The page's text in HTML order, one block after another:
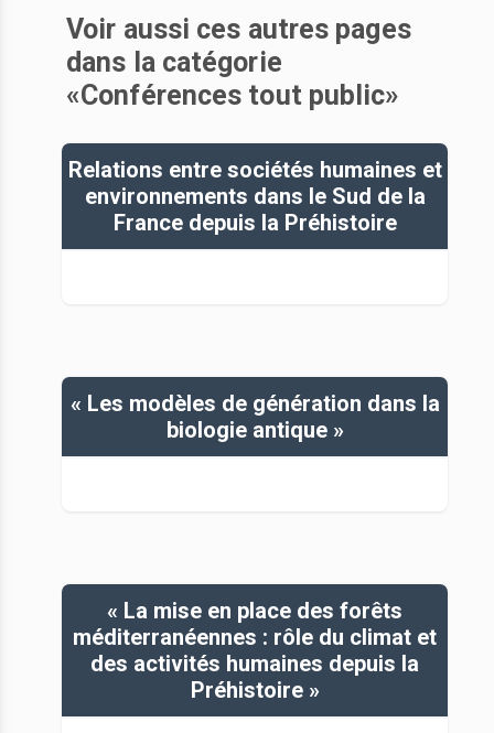
Voir aussi ces autres pages
dans la catégorie
«Conférences tout public»
Relations entre sociétés humaines et
environnements dans le Sud de la
France depuis la Préhistoire
« Les modèles de génération dans la
biologie antique »
« La mise en place des forêts
méditerranéennes : rôle du climat et
des activités humaines depuis la
Préhistoire »